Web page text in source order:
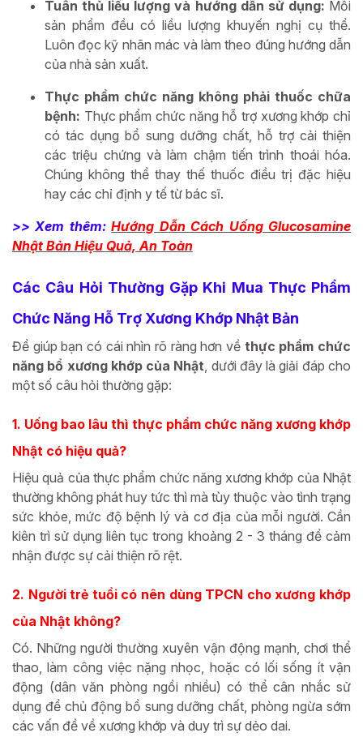
Tuân thủ liều lượng và hướng dẫn sử dụng: Mỗi
sản phẩm đều có liều lượng khuyến nghị cụ thể.
Luôn đọc kỹ nhãn mác và làm theo đúng hướng dẫn
của nhà sản xuất.
Thực phẩm chức năng không phải thuốc chữa
bệnh: Thực phẩm chức năng hỗ trợ xương khớp chỉ
có tác dụng bổ sung dưỡng chất, hỗ trợ cải thiện
các triệu chứng và làm chậm tiến trình thoái hóa.
Chúng không thể thay thế thuốc điều trị đặc hiệu
hay các chỉ định y tế từ bác sĩ.
>> Xem thêm: Hướng Dẫn Cách Uống Glucosamine
Nhật Bản Hiệu Quả, An Toàn
Các Câu Hỏi Thường Gặp Khi Mua Thực Phẩm
Chức Năng Hỗ Trợ Xương Khớp Nhật Bản
Để giúp bạn có cái nhìn rõ ràng hơn về thực phẩm chức
năng bổ xương khớp của Nhật, dưới đây là giải đáp cho
một số câu hỏi thường gặp:
1. Uống bao lâu thì thực phẩm chức năng xương khớp
Nhật có hiệu quả?
Hiệu quả của thực phẩm chức năng xương khớp của Nhật
thường không phát huy tức thì mà tùy thuộc vào tình trạng
sức khỏe, mức độ bệnh lý và cơ địa của mỗi người. Cần
kiên trì sử dụng liên tục trong khoảng 2 - 3 tháng để cảm
nhận được sự cải thiện rõ rệt.
2. Người trẻ tuổi có nên dùng TPCN cho xương khớp
của Nhật không?
Có. Những người thường xuyên vận động mạnh, chơi thể
thao, làm công việc nặng nhọc, hoặc có lối sống ít vận
động (dân văn phòng ngồi nhiều) có thể cân nhắc sử
dụng để chủ động bổ sung dưỡng chất, phòng ngừa sớm
các vấn đề về xương khớp và duy trì sự dẻo dai.